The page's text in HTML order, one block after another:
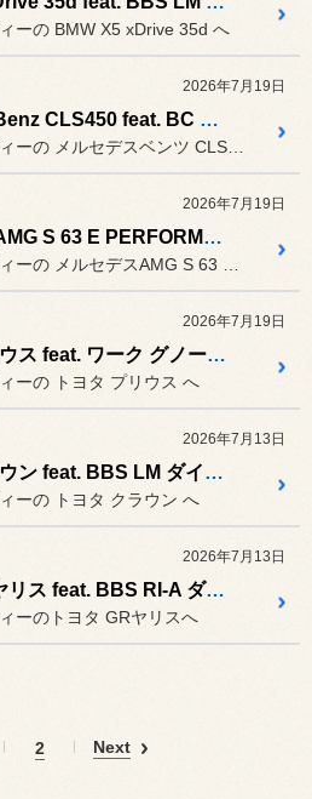
ーの BMW X5 xDrive 35d へ
2026年7月19日
Mercedes-Benz CLS450 feat. BC FORGED RZ24 × ブリヂストン POTENZA S007A
2026年7月19日
Mercedes-AMG S 63 E PERFORMANCE feat. BC FORGED EH511 "BRIGHT CLEAR"
2026年7月19日
トヨタ プリウス feat. ワーク グノーシス CVF ＆ セイバーリング SL201
ーの トヨタ プリウス へ
2026年7月13日
トヨタ クラウン feat. BBS LM ダイヤモンドブラック & BKBDリム & ブリヂストン POTENZA S001L
ーの トヨタ クラウン へ
2026年7月13日
トヨタ GRヤリス feat. BBS RI-A ダイヤモンドブラック（DB）
ーのトヨタ GRヤリスへ
2 Next